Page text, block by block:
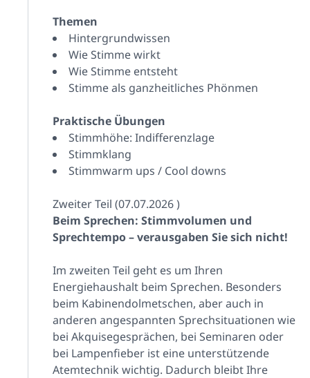
Themen
Hintergrundwissen
Wie Stimme wirkt
Wie Stimme entsteht
Stimme als ganzheitliches Phönmen
Praktische Übungen
Stimmhöhe: Indifferenzlage
Stimmklang
Stimmwarm ups / Cool downs
Zweiter Teil (07.07.2026 )
Beim Sprechen: Stimmvolumen und
Sprechtempo – verausgaben Sie sich nicht!
Im zweiten Teil geht es um Ihren
Energiehaushalt beim Sprechen. Besonders
beim Kabinendolmetschen, aber auch in
anderen angespannten Sprechsituationen wie
bei Akquisegesprächen, bei Seminaren oder
bei Lampenfieber ist eine unterstützende
Atemtechnik wichtig. Dadurch bleibt Ihre